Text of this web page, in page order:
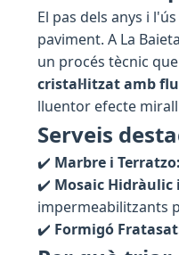
El pas dels anys i
paviment. A La
un procés tècnic
cristal·litzat amb
lluentor efecte
Serveis
✔️ Marbre i Terratzo:
✔️ Mosaic Hidràulic
impermeabilitzants
✔️ Formigó